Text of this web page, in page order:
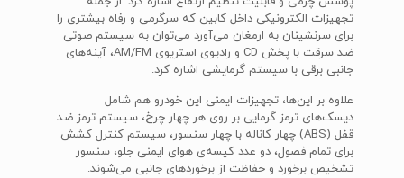
تجهیزات الکترونیکی داخل کابین که سرگرمی و رفاه بیشتری را
برای سرنشینان به ارمغان می‌آورد می‌توان به سیستم صوتی
ضد سرقت با پخش CD و رادیوی استریوی AM/FM، آینه‌های
جانبی برقی با سیستم گرمایشی اشاره کرد.
علاوه بر این‌ها، تجهیزات ایمنی این خودرو هم شامل
دیسک‌های ترمز گرمایی بر روی هر چهار چرخ، سیستم ترمز ضد
قفل (ABS) چهار کاناله با چهار سنسور، سیستم کنترل کشش
برای تمام فصول، دو عدد کیسه‌ی هوای ایمنی جلو، سنسور
تشخیص برخورد و حفاظت از برخوردهای جانبی می‌شوند.